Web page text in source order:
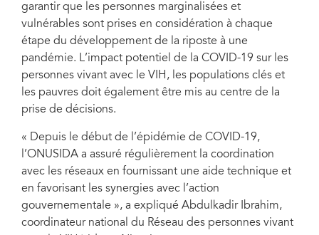
garantir que les personnes marginalisées et
vulnérables sont prises en considération à chaque
étape du développement de la riposte à une
pandémie. L’impact potentiel de la COVID-19 sur les
personnes vivant avec le VIH, les populations clés et
les pauvres doit également être mis au centre de la
prise de décisions.
« Depuis le début de l’épidémie de COVID-19,
l’ONUSIDA a assuré régulièrement la coordination
avec les réseaux en fournissant une aide technique et
en favorisant les synergies avec l’action
gouvernementale », a expliqué Abdulkadir Ibrahim,
coordinateur national du Réseau des personnes vivant